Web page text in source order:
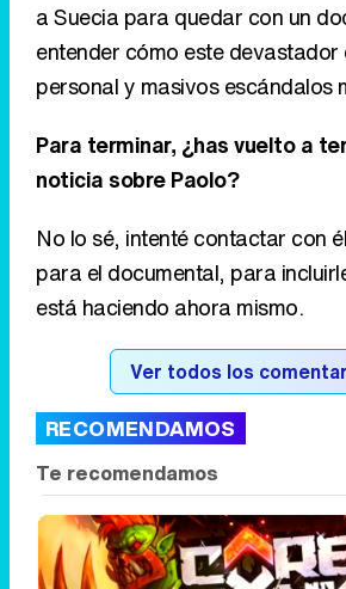
a Suecia para quedar con un
entender cómo este devastador
personal y masivos escándalos
Para terminar, ¿has vuelto a
noticia sobre Paolo?
No lo sé, intenté contactar con
para el documental, para
está haciendo ahora mismo.
Ver todos los
RECOMENDAMOS